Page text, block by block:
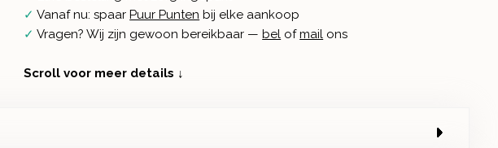
✓ Vanaf nu: spaar Puur Punten bij elke aankoop
✓ Vragen? Wij zijn gewoon bereikbaar — bel ofmail ons
Scroll voor meer details ↓